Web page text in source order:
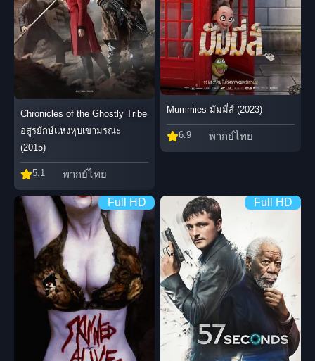
Chronicles of the Ghostly Tribe
อสูรยักษ์แห่งหุบเขามรณะ
(2015)
5.1 พากย์ไทย
Mummies มัมมี่ส์ (2023)
6.9 พากย์ไทย
Full HD Full HD